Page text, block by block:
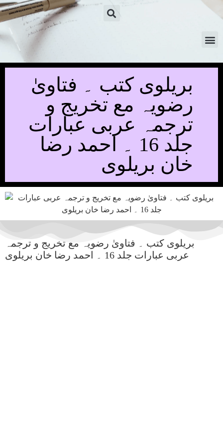
بریلوی کتب ۔ فتاویٰ
رضویہ مع تخریج و
ترجمہ عربی عبارات
جلد 16 ۔ احمد رضا
خان بریلوی
بریلوی کتب ۔ فتاویٰ رضویہ مع تخریج و ترجمہ
عربی عبارات جلد 16 ۔ احمد رضا خان بریلوی